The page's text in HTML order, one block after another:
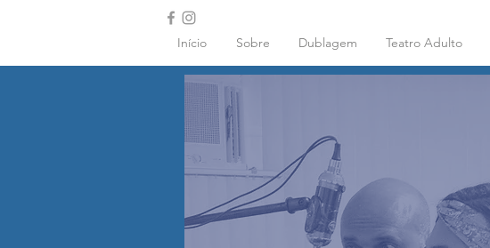
Início Sobre Dublagem Teatro Adulto